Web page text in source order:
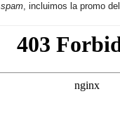
spam, incluimos la promo